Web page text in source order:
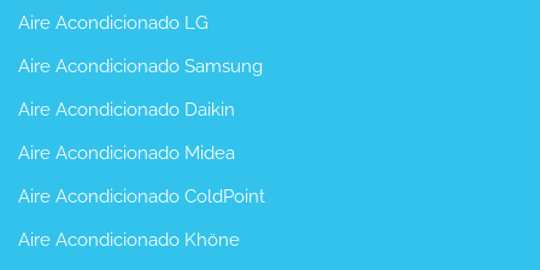
Aire Acondicionado LG
Aire Acondicionado Samsung
Aire Acondicionado Daikin
Aire Acondicionado Midea
Aire Acondicionado ColdPoint
Aire Acondicionado Khöne